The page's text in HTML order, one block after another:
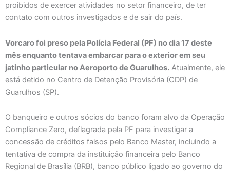
proibidos de exercer atividades no setor financeiro, de ter
contato com outros investigados e de sair do país.
Vorcaro foi preso pela Polícia Federal (PF) no dia 17 deste
mês enquanto tentava embarcar para o exterior em seu
jatinho particular no Aeroporto de Guarulhos. Atualmente, ele
está detido no Centro de Detenção Provisória (CDP) de
Guarulhos (SP).
O banqueiro e outros sócios do banco foram alvo da Operação
Compliance Zero, deflagrada pela PF para investigar a
concessão de créditos falsos pelo Banco Master, incluindo a
tentativa de compra da instituição financeira pelo Banco
Regional de Brasília (BRB), banco público ligado ao governo do